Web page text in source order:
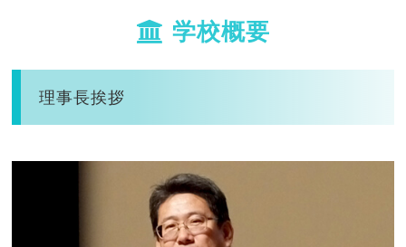
学校概要
理事長挨拶